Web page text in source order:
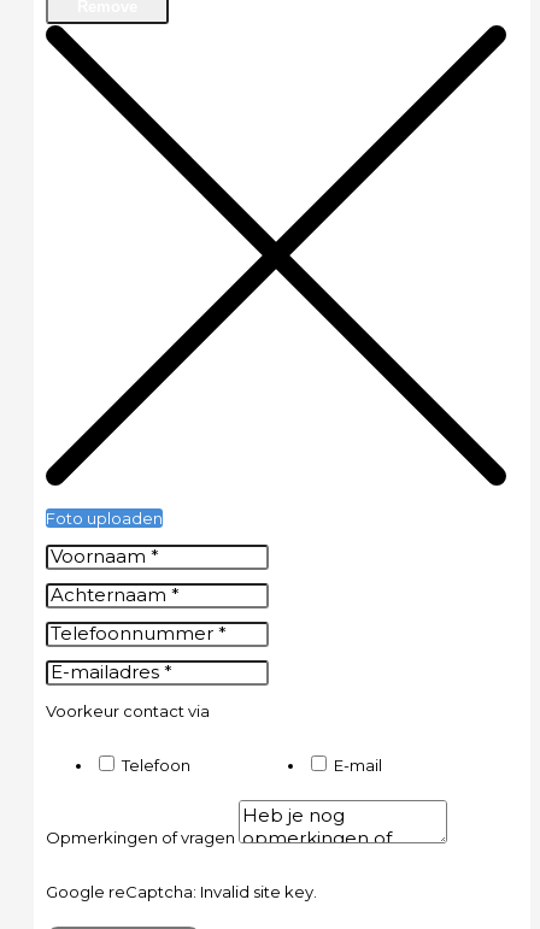
Foto uploaden
Voorkeur contact via
Telefoon E-mail
Opmerkingen of vragen
Google reCaptcha: Invalid site key.